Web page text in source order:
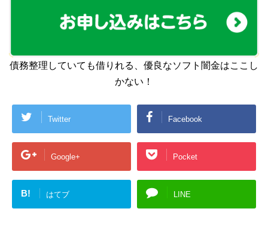
債務整理していても借りれる、優良なソフト闇金はここし
かない！
Twitter Facebook
Google+ Pocket
B! はてブ LINE